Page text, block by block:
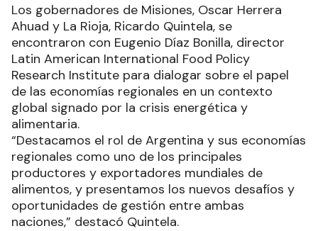
Los gobernadores de Misiones, Oscar Herrera
Ahuad y La Rioja, Ricardo Quintela, se
encontraron con Eugenio Díaz Bonilla, director
Latin American International Food Policy
Research Institute para dialogar sobre el papel
de las economías regionales en un contexto
global signado por la crisis energética y
alimentaria.
“Destacamos el rol de Argentina y sus economías
regionales como uno de los principales
productores y exportadores mundiales de
alimentos, y presentamos los nuevos desafíos y
oportunidades de gestión entre ambas
naciones,” destacó Quintela.